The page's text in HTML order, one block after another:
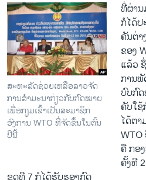
ສະຫະລັດຊ່ວຍເຫລືອລາວຈັດ
ການສໍາມະນາກ່ຽວກັບກົດໝາຍ
ເພື່ອກຽມເຂົ້າເປັນສະມາຊິກ
ອົງການ WTO ທີ່ຈັດຂຶ້ນໃນຕົ້ນ
ປີນີ້
ທີ່ຜ່ານ
ກໍໄດ້ປ
ຄັນຕ່
ຂອງ
ແລ້ວ
ການ
ບົບກົ
ຄັບໃ
ໄດ້ຕາ
ຄື ກອ
ຄັ້ງທີ